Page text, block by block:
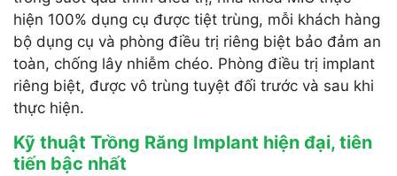
hiện 100% dụng cụ được tiệt trùng, mỗi khách hàng
bộ dụng cụ và phòng điều trị riêng biệt bảo đảm an
toàn, chống lây nhiễm chéo. Phòng điều trị implant
riêng biệt, được vô trùng tuyệt đối trước và sau khi
thực hiện.
Kỹ thuật Trồng Răng Implant hiện đại, tiên
tiến bậc nhất